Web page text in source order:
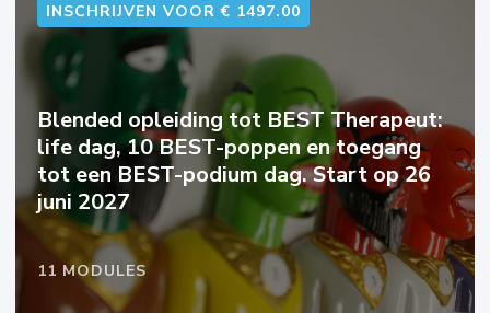
INSCHRIJVEN VOOR € 1497.00
Blended opleiding tot BEST Therapeut:
life dag, 10 BEST-poppen en toegang
tot een BEST-podium dag. Start op 26
juni 2027
11 MODULES